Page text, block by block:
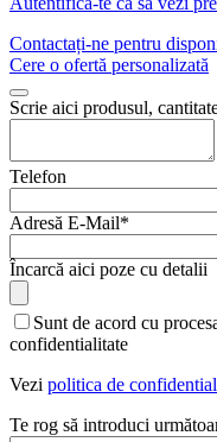
Contactați-ne pentru
Cere o ofertă personalizată
Business
Scrie aici produsul,
Telefon
Adresă E-Mail*
Încarcă aici poze cu detalii
Sunt de acord cu
confidentialitate
Vezi politica de
Te rog să introduci